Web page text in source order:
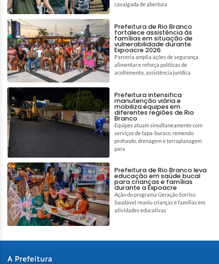
cavalgada de abertura
Prefeitura de Rio Branco
fortalece assistência às
famílias em situação de
vulnerabilidade durante
Expoacre 2026
Parceria amplia ações de segurança
alimentar e reforça políticas de
acolhimento, assistência jurídica
Prefeitura intensifica
manutenção viária e
mobiliza equipes em
diferentes regiões de Rio
Branco
Equipes atuam simultaneamente com
serviços de tapa-buraco, remendo
profundo, drenagem e terraplanagem
para
Prefeitura de Rio Branco leva
educação em saúde bucal
para crianças e famílias
durante a Expoacre
Ação do programa Geração Sorriso
Saudável reuniu crianças e famílias em
atividades educativas
A Prefeitura